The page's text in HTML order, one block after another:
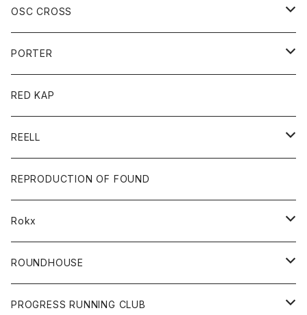
ロングスリーブＴシャツ
アウター
コート
ジャケット
アクセサリー
バッグ
キッズ
Tシャツ
帽子
グッズ
靴
バック
トップス
カットソー
カーディガン
ボトムス
ショートパンツ
パンツ
レディース
カットソー
OSC CROSS
ダウンジャケット
PORTER
カードホルダー
キーホルダー
財布
バック
RED KAP
REELL
パンツ
ショートパンツ
REPRODUCTION OF FOUND
Rokx
ボトム
ROUNDHOUSE
エプロン
PROGRESS RUNNING CLUB